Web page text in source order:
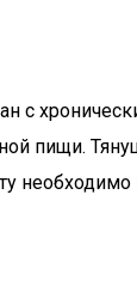
с
пищи.